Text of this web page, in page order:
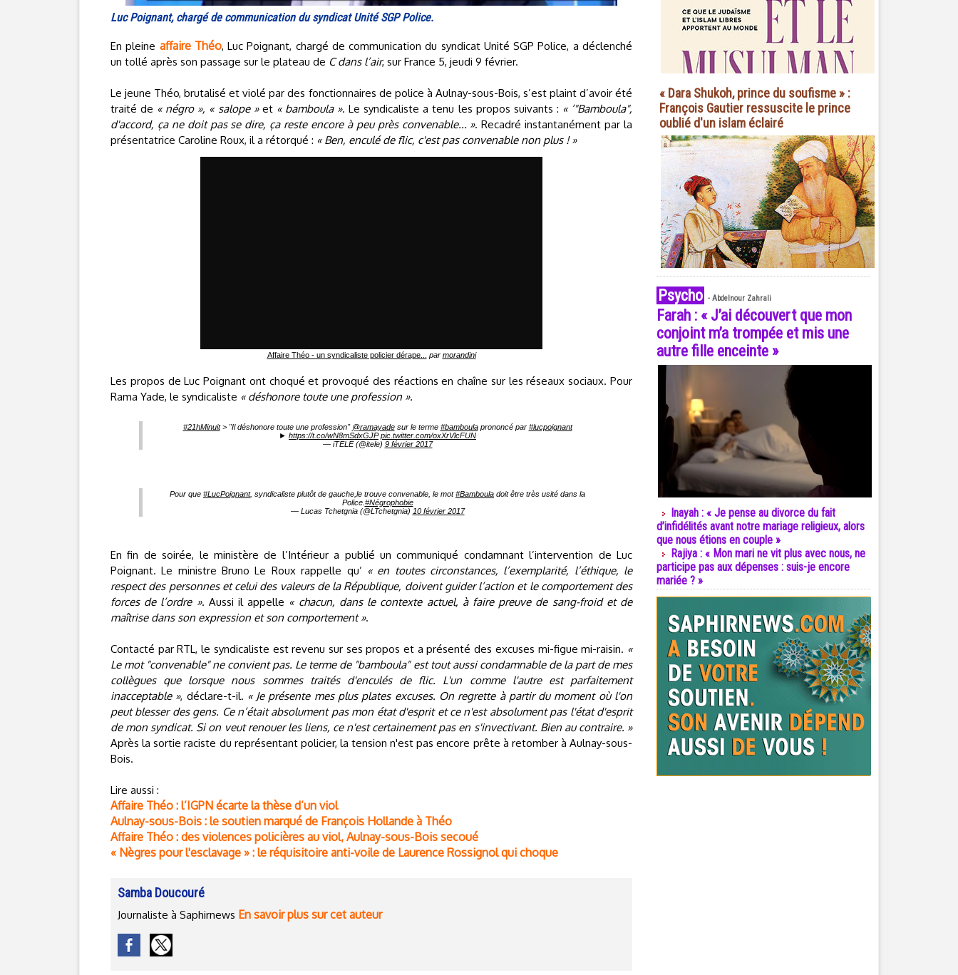
Luc Poignant, chargé de communication du syndicat Unité SGP Police.
En pleine affaire Théo, Luc Poignant, chargé de communication du syndicat Unité SGP Police, a déclenché
un tollé après son passage sur le plateau de C dans l’air, sur France 5, jeudi 9 février.
Le jeune Théo, brutalisé et violé par des fonctionnaires de police à Aulnay-sous-Bois, s’est plaint d’avoir été
traité de « négro », « salope »et « bamboula ». Le syndicaliste a tenu les propos suivants : « ‘"Bamboula",
d'accord, ça ne doit pas se dire, ça reste encore à peu près convenable... ». Recadré instantanément par la
présentatrice Caroline Roux, il a rétorqué : « Ben, enculé de flic, c'est pas convenable non plus ! »
Affaire Théo - un syndicaliste policier dérape... par morandini
Les propos de Luc Poignant ont choqué et provoqué des réactions en chaîne sur les réseaux sociaux. Pour
Rama Yade, le syndicaliste « déshonore toute une profession ».
#21hMinuit> "Il déshonore toute une profession" @ramayadesur le terme #bamboulaprononcé par #lucpoignant
► https://t.co/wN8mSdxGJP pic.twitter.com/oxXrVlcFUN
— iTELE (@itele) 9 février 2017
Pour que #LucPoignant, syndicaliste plutôt de gauche,le trouve convenable, le mot#Bamboula doit être très usité dans la
Police. #Négrophobie
— Lucas Tchetgnia (@LTchetgnia) 10 février 2017
En fin de soirée, le ministère de l’Intérieur a publié un communiqué condamnant l’intervention de Luc
Poignant. Le ministre Bruno Le Roux rappelle qu’ « en toutes circonstances, l’exemplarité, l’éthique, le
respect des personnes et celui des valeurs de la République, doivent guider l’action et le comportement des
forces de l’ordre ». Aussi il appelle « chacun, dans le contexte actuel, à faire preuve de sang-froid et de
maîtrise dans son expression et son comportement ».
Contacté par RTL, le syndicaliste est revenu sur ses propos et a présenté des excuses mi-figue mi-raisin. «
Le mot "convenable" ne convient pas. Le terme de "bamboula" est tout aussi condamnable de la part de mes
collègues que lorsque nous sommes traités d'enculés de flic. L'un comme l'autre est parfaitement
inacceptable », déclare-t-il. « Je présente mes plus plates excuses. On regrette à partir du moment où l'on
peut blesser des gens. Ce n’était absolument pas mon état d'esprit et ce n'est absolument pas l'état d'esprit
de mon syndicat. Si on veut renouer les liens, ce n'est certainement pas en s'invectivant. Bien au contraire. »
Après la sortie raciste du représentant policier, la tension n'est pas encore prête à retomber à Aulnay-sous-
Bois.
Lire aussi :
Affaire Théo : l’IGPN écarte la thèse d’un viol
Aulnay-sous-Bois : le soutien marqué de François Hollande à Théo
Affaire Théo : des violences policières au viol, Aulnay-sous-Bois secoué
« Nègres pour l'esclavage » : le réquisitoire anti-voile de Laurence Rossignol qui choque
Samba Doucouré
Journaliste à Saphirnews En savoir plus sur cet auteur
« Dara Shukoh, prince du soufisme » :
François Gautier ressuscite le prince
oublié d'un islam éclairé
Psycho - Abdelnour Zahrali
Farah : « J’ai découvert que mon
conjoint m’a trompée et mis une
autre fille enceinte »
Inayah : « Je pense au divorce du fait
d’infidélités avant notre mariage religieux, alors
que nous étions en couple »
Rajiya : « Mon mari ne vit plus avec nous, ne
participe pas aux dépenses : suis-je encore
mariée ? »